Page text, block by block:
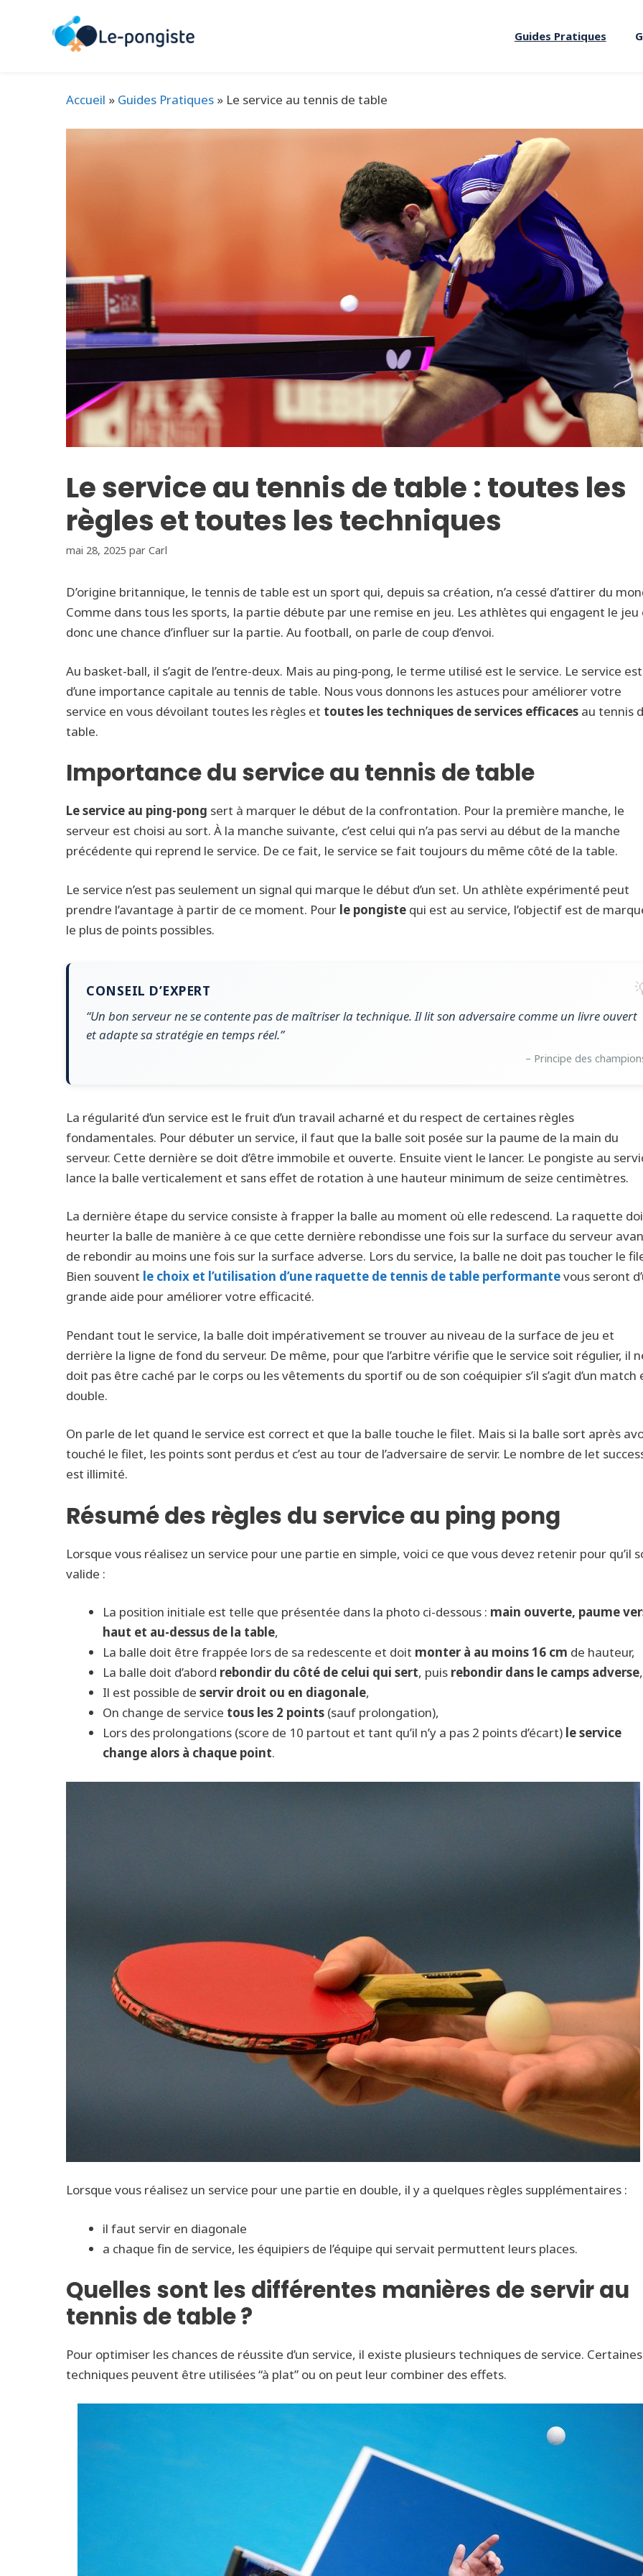
Guides Pratiques
Accueil » Guides Pratiques » Le service au tennis de table
Le service au tennis de table : toutes les
règles et toutes les techniques
mai 28, 2025 par Carl
D’origine britannique, le tennis de table est un sport qui, depuis sa création, n’a cessé d’attirer du
Comme dans tous les sports, la partie débute par une remise en jeu. Les athlètes qui engagent le jeu
donc une chance d’influer sur la partie. Au football, on parle de coup d’envoi.
Au basket-ball, il s’agit de l’entre-deux. Mais au ping-pong, le terme utilisé est le service. Le service est
d’une importance capitale au tennis de table. Nous vous donnons les astuces pour améliorer votre
service en vous dévoilant toutes les règles et toutes les techniques de services efficaces au tennis
table.
Importance du service au tennis de table
Le service au ping-pong sert à marquer le début de la confrontation. Pour la première manche, le
serveur est choisi au sort. À la manche suivante, c’est celui qui n’a pas servi au début de la manche
précédente qui reprend le service. De ce fait, le service se fait toujours du même côté de la table.
Le service n’est pas seulement un signal qui marque le début d’un set. Un athlète expérimenté peut
prendre l’avantage à partir de ce moment. Pour le pongiste qui est au service, l’objectif est de
le plus de points possibles.
CONSEIL D’EXPERT
“Un bon serveur ne se contente pas de maîtriser la technique. Il lit son adversaire comme un livre ouvert
et adapte sa stratégie en temps réel.”
– Principe des
La régularité d’un service est le fruit d’un travail acharné et du respect de certaines règles
fondamentales. Pour débuter un service, il faut que la balle soit posée sur la paume de la main du
serveur. Cette dernière se doit d’être immobile et ouverte. Ensuite vient le lancer. Le pongiste au
lance la balle verticalement et sans effet de rotation à une hauteur minimum de seize centimètres.
La dernière étape du service consiste à frapper la balle au moment où elle redescend. La raquette
heurter la balle de manière à ce que cette dernière rebondisse une fois sur la surface du serveur
de rebondir au moins une fois sur la surface adverse. Lors du service, la balle ne doit pas toucher le
Bien souvent le choix et l’utilisation d’une raquette de tennis de table performantevous seront
grande aide pour améliorer votre efficacité.
Pendant tout le service, la balle doit impérativement se trouver au niveau de la surface de jeu et
derrière la ligne de fond du serveur. De même, pour que l’arbitre vérifie que le service soit régulier, il
doit pas être caché par le corps ou les vêtements du sportif ou de son coéquipier s’il s’agit d’un match
double.
On parle de let quand le service est correct et que la balle touche le filet. Mais si la balle sort après
touché le filet, les points sont perdus et c’est au tour de l’adversaire de servir. Le nombre de let
est illimité.
Résumé des règles du service au ping pong
Lorsque vous réalisez un service pour une partie en simple, voici ce que vous devez retenir pour qu’il
valide :
La position initiale est telle que présentée dans la photo ci-dessous : main ouverte, paume
haut et au-dessus de la table,
La balle doit être frappée lors de sa redescente et doit monter à au moins 16 cm de hauteur,
La balle doit d’abord rebondir du côté de celui qui sert, puis rebondir dans le camps adverse,
Il est possible de servir droit ou en diagonale,
On change de service tous les 2 points (sauf prolongation),
Lors des prolongations (score de 10 partout et tant qu’il n’y a pas 2 points d’écart) le service
change alors à chaque point.
Lorsque vous réalisez un service pour une partie en double, il y a quelques règles supplémentaires :
il faut servir en diagonale
a chaque fin de service, les équipiers de l’équipe qui servait permuttent leurs places.
Quelles sont les différentes manières de servir au
tennis de table ?
Pour optimiser les chances de réussite d’un service, il existe plusieurs techniques de service. Certaines
techniques peuvent être utilisées “à plat” ou on peut leur combiner des effets.